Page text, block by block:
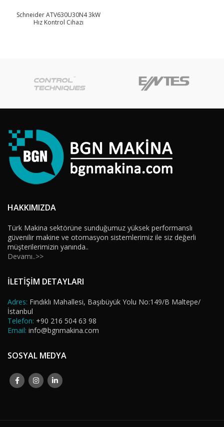
Schneider ATV630U30N4 3kW
Hız Kontrol Cihazı
HAKKIMIZDA
Türk Makina sektörüne sunduğumuz yüksek performanslı
güvenilir makine ve otomasyon sistemlerimiz ile siz değerli
müşterilerimizin yanında..
Devamı..>>
İLETİŞİM DETAYLARI
Adres: Fındıklı Mahallesi, Başıbüyük Yolu No:149/B Maltepe/
İstanbul
Telefon: +90 216 504 63 98
Email: info@bgnmakina.com
SOSYAL MEDYA